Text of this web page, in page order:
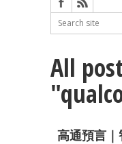
All
高通預言